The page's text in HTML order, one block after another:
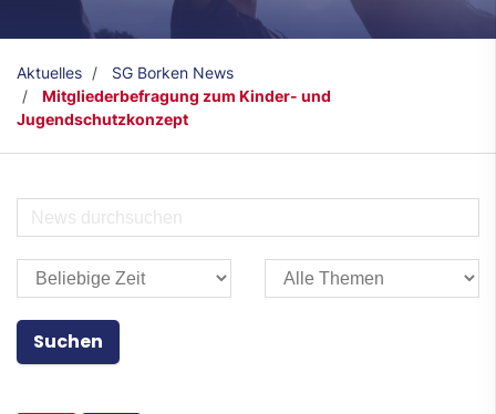
Aktuelles
SG Borken News
Mitgliederbefragung zum Kinder- und
Jugendschutzkonzept